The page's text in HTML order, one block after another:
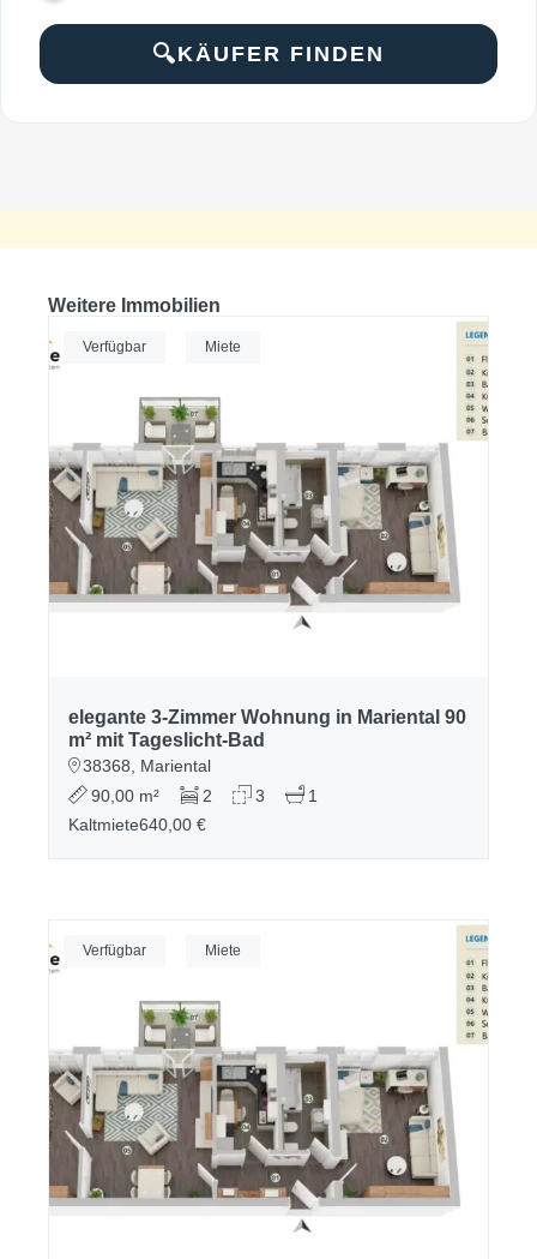
KÄUFER FINDEN
Weitere Immobilien
Verfügbar Miete
elegante 3-Zimmer Wohnung in Mariental 90
m² mit Tageslicht-Bad
38368, Mariental
90,00 m²
2 3
1
Kaltmiete640,00 €
Verfügbar Miete